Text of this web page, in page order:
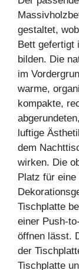
gestaltet,
Bett gefertigt
bilden. Die
im
warme,
kompakte,
luftige
dem
wirken. Die
Platz für
Tischplatte
einer Push-
öffnen lässt.
der
Tischplatte